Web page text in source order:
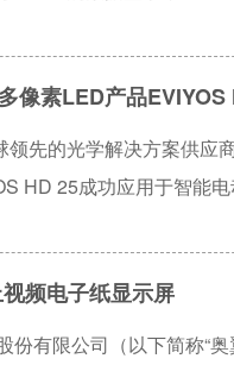
300%，凸显了 LCD
像素LED产品EVIYOS
先的光学解决方案供应
HD 25成功应用于智能
频电子纸显示屏
有限公司（以下简称“